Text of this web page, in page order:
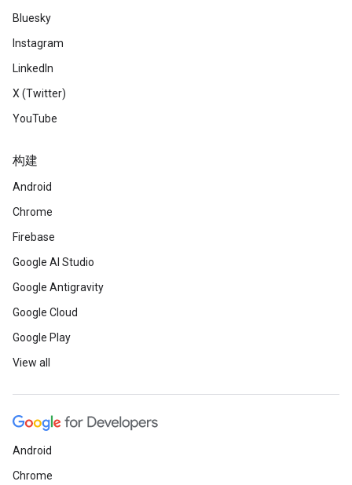
Bluesky
Instagram
LinkedIn
X (Twitter)
YouTube
构建
Android
Chrome
Firebase
Google AI Studio
Google Antigravity
Google Cloud
Google Play
View all
Android
Chrome